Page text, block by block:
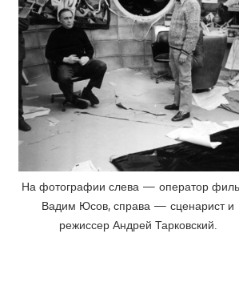
На фотографии слева — оператор
Вадим Юсов, справа — сценарист и
режиссер Андрей Тарковский.